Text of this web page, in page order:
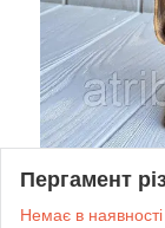
Пергамент
Немає в наявності